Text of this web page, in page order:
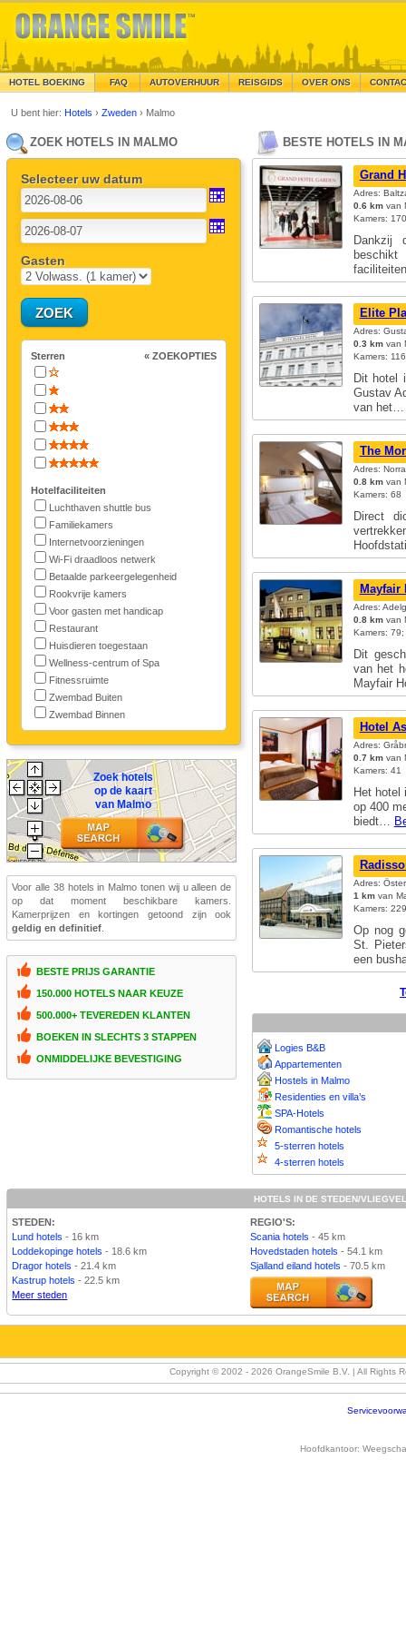
HOTEL BOEKING FAQ AUTOVERHUUR REISGIDS OVER ONS
U bent hier:Hotels›Zweden› Malmo
ZOEK HOTELS IN MALMO
Selecteer uw datum
Gasten
Sterren « ZOEKOPTIES
Hotelfaciliteiten
Luchthaven shuttle bus
Familiekamers
Internetvoorzieningen
Wi-Fi draadloos netwerk
Betaalde parkeergelegenheid
Rookvrije kamers
Voor gasten met handicap
Restaurant
Huisdieren toegestaan
Wellness-centrum of Spa
Fitnessruimte
Zwembad Buiten
Zwembad Binnen
Zoek hotels
op de kaart
van Malmo
Voor alle 38 hotels in Malmo tonen wij u alleen de
op dat moment beschikbare kamers.
Kamerprijzen en kortingen getoond zijn ook
geldig en definitief
BESTE PRIJS GARANTIE
150.000 HOTELS NAAR KEUZE
500.000+ TEVEREDEN KLANTEN
BOEKEN IN SLECHTS 3 STAPPEN
ONMIDDELIJKE BEVESTIGING
BESTE HOTELS IN
Grand
Adres:
0.6 kmvan
Kamers: 170
Dankzij
Elite
Adres:
0.3 kmvan
Kamers:
Dit hotel
Gustav
van
The
Adres:
0.8 kmvan
Kamers: 68
Direct
Mayfair
Adres:
0.8 kmvan
Kamers:
Dit
van het
Mayfair
Hotel
Adres:
0.7 kmvan
Kamers: 41
Het hotel
op 400
biedt…
Adres:
1 kmvan
Kamers:
Op nog
St.
een
Logies B&B
Appartementen
Hostels in Malmo
Residenties en villa’s
SPA-Hotels
Romantische hotels
5-sterren hotels
4-sterren hotels
HOTELS IN DE STEDEN/
STEDEN:
Lund hotels - 16 km
Loddekopinge hotels - 18.6 km
Dragor hotels - 21.4 km
Kastrup hotels - 22.5 km
Meer steden
REGIO'S:
Scania hotels - 45 km
Hovedstaden hotels - 54.1 km
Sjalland eiland hotels - 70.5 km
Copyright © 2002 - 2026 OrangeSmile B.V. | All Rights
Hoofdkantoor: